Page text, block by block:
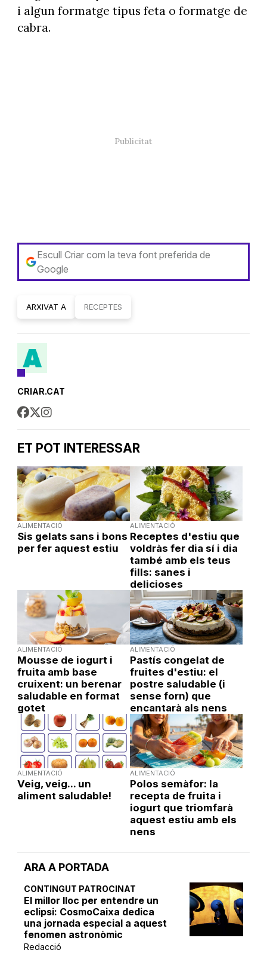
ARA A PORTADA
CONTINGUT PATROCINAT
El millor lloc per entendre un
eclipsi: CosmoCaixa dedica
una jornada especial a aquest
fenomen astronòmic
Redacció
i algun formatge tipus feta o formatge de
cabra.
Escull Criar com la teva font preferida de
Google
ARXIVAT A RECEPTES
CRIAR.CAT
ET POT INTERESSAR
ALIMENTACIÓ
Sis gelats sans i bons
per fer aquest estiu
ALIMENTACIÓ
Receptes d'estiu que
voldràs fer dia sí i dia
també amb els teus
fills: sanes i
delicioses
ALIMENTACIÓ
Mousse de iogurt i
fruita amb base
cruixent: un berenar
saludable en format
gotet
ALIMENTACIÓ
Pastís congelat de
fruites d'estiu: el
postre saludable (i
sense forn) que
encantarà als nens
ALIMENTACIÓ
Veig, veig... un
aliment saludable!
ALIMENTACIÓ
Polos semàfor: la
recepta de fruita i
iogurt que triomfarà
aquest estiu amb els
nens